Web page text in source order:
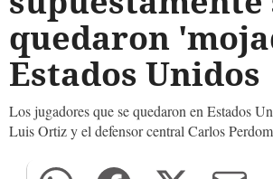
quedaron
Estados Unidos
Los jugadores que se quedaron en Estados
Luis Ortiz y el defensor central Carlos